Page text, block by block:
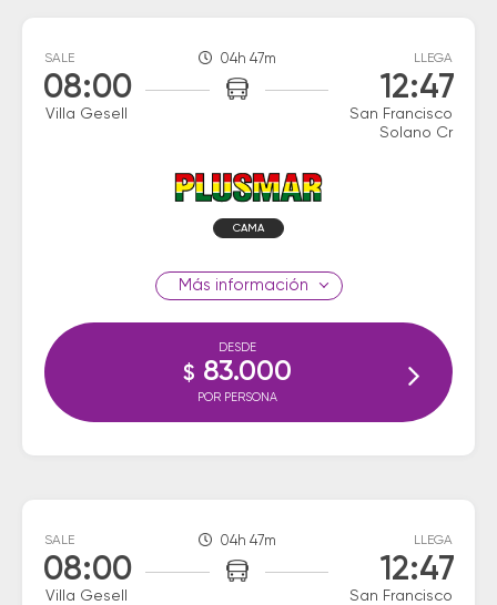
SALE
08:00
Villa Gesell
04h 47m LLEGA
12:47
San Francisco
Solano Cr
CAMA
información
DESDE
$ 83.000
POR PERSONA
SALE
08:00
Villa Gesell
04h 47m LLEGA
12:47
San Francisco